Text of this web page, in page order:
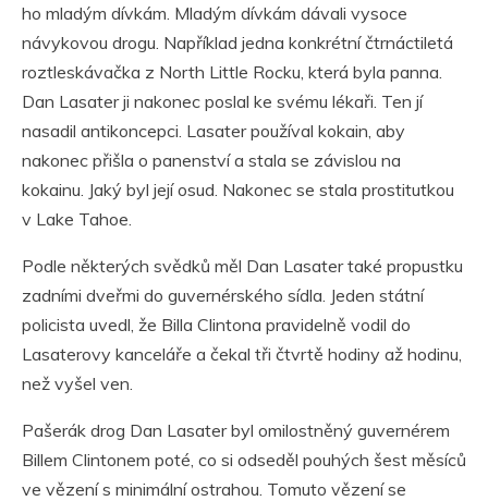
ho mladým dívkám. Mladým dívkám dávali vysoce
návykovou drogu. Například jedna konkrétní čtrnáctiletá
roztleskávačka z North Little Rocku, která byla panna.
Dan Lasater ji nakonec poslal ke svému lékaři. Ten jí
nasadil antikoncepci. Lasater používal kokain, aby
nakonec přišla o panenství a stala se závislou na
kokainu. Jaký byl její osud. Nakonec se stala prostitutkou
v Lake Tahoe.
Podle některých svědků měl Dan Lasater také propustku
zadními dveřmi do guvernérského sídla. Jeden státní
policista uvedl, že Billa Clintona pravidelně vodil do
Lasaterovy kanceláře a čekal tři čtvrtě hodiny až hodinu,
než vyšel ven.
Pašerák drog Dan Lasater byl omilostněný guvernérem
Billem Clintonem poté, co si odseděl pouhých šest měsíců
ve vězení s minimální ostrahou. Tomuto vězení se